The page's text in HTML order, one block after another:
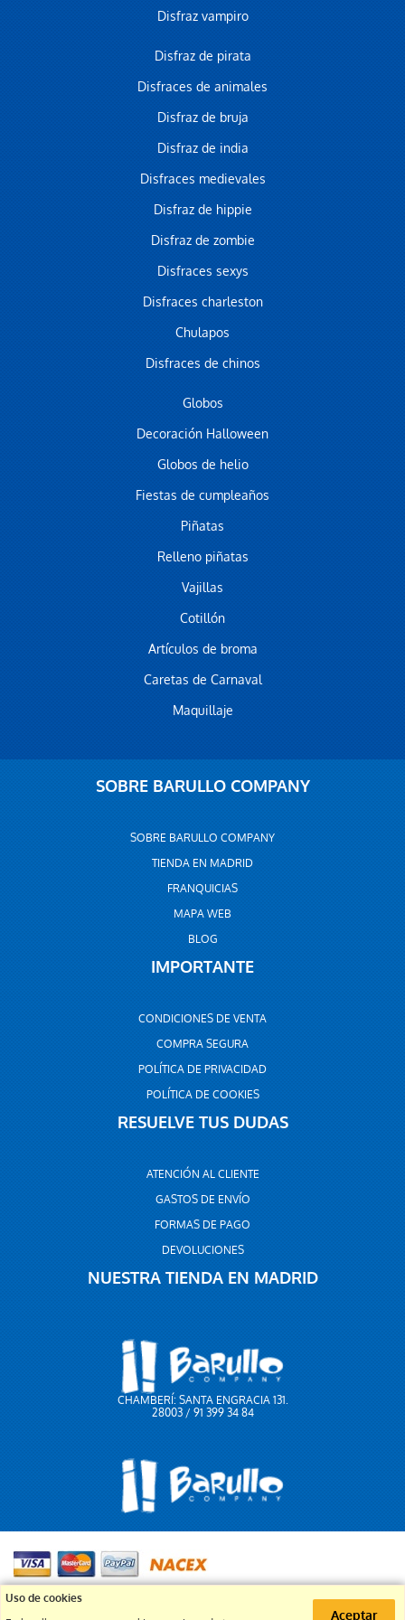
Disfraz vampiro
Disfraz de pirata
Disfraces de animales
Disfraz de bruja
Disfraz de india
Disfraces medievales
Disfraz de hippie
Disfraz de zombie
Disfraces sexys
Disfraces charleston
Chulapos
Disfraces de chinos
Globos
Decoración Halloween
Globos de helio
Fiestas de cumpleaños
Piñatas
Relleno piñatas
Vajillas
Cotillón
Artículos de broma
Caretas de Carnaval
Maquillaje
SOBRE BARULLO COMPANY
SOBRE BARULLO COMPANY
TIENDA EN MADRID
FRANQUICIAS
MAPA WEB
BLOG
IMPORTANTE
CONDICIONES DE VENTA
COMPRA SEGURA
POLÍTICA DE PRIVACIDAD
POLÍTICA DE COOKIES
RESUELVE TUS DUDAS
ATENCIÓN AL CLIENTE
GASTOS DE ENVÍO
FORMAS DE PAGO
DEVOLUCIONES
NUESTRA TIENDA EN MADRID
CHAMBERÍ: SANTA ENGRACIA 131.
28003 / 91 399 34 84
91 399 34 84 Aceptar
Uso de cookies